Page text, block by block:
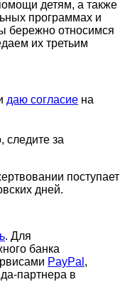
детям, а также
программах и
бережно относимся
их третьим
даю согласие на
следите за
поступает
дней.
. Для
банка
PayPal ,
партнера в